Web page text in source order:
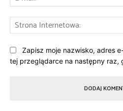
Zapisz moje nazwisko, adres
tej przeglądarce na następny raz,